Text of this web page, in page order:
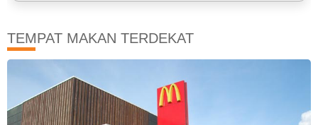
TEMPAT MAKAN TERDEKAT